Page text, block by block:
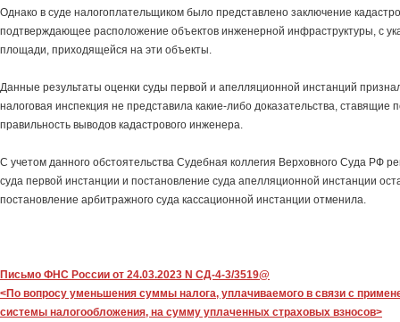
Однако в суде налогоплательщиком было представлено заключение
подтверждающее расположение объектов инженерной инфраструктуры, с
площади, приходящейся на эти объекты.
Данные результаты оценки суды первой и апелляционной инстанций
налоговая инспекция не представила какие-либо доказательства, ставящие
правильность выводов кадастрового инженера.
С учетом данного обстоятельства Судебная коллегия Верховного Суда РФ
суда первой инстанции и постановление суда апелляционной инстанции
постановление арбитражного суда кассационной инстанции отменила.
Письмо ФНС России от 24.03.2023 N СД-4-3/3519@
<По вопросу уменьшения суммы налога, уплачиваемого в связи с
системы налогообложения, на сумму уплаченных страховых взносов>